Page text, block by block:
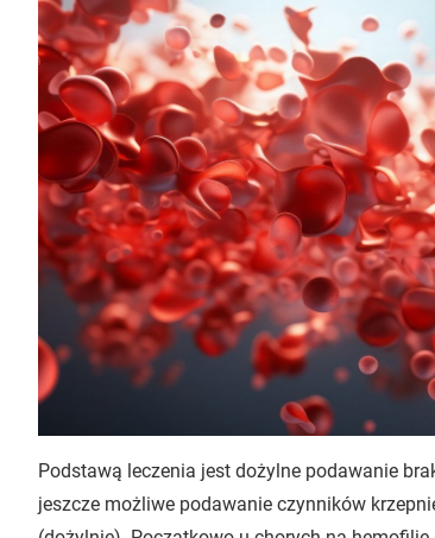
Podstawą leczenia jest dożylne podawanie
jeszcze możliwe podawanie czynników